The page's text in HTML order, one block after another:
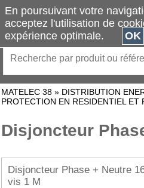
MATELEC 38 » DISTRIBUTION
PROTECTION EN RESIDENTIEL ET
Disjoncteur
Disjoncteur Phase + Neutre
vis 1 M
En poursuivant votre
acceptez l'utilisation de
expérience optimale.
OK